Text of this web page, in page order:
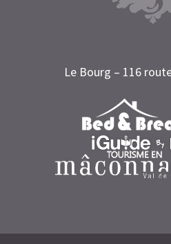
Le Bourg – 116